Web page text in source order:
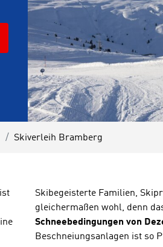
Skiverleih Bramberg
Skibegeisterte Familien,
gleichermaßen wohl, denn
Schneebedingungen von
Beschneiungsanlagen ist so